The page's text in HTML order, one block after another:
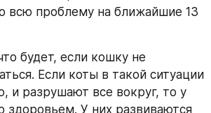
всю проблему на ближайшие 13
будет, если кошку не
Если коты в такой ситуации
и разрушают все вокруг, то у
У них развиваются